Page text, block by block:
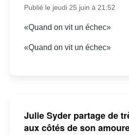
Publié le jeudi 25 juin à 21:52
«Quand on vit un échec»
«Quand on vit un échec»
Julie Syder partage de
aux côtés de son